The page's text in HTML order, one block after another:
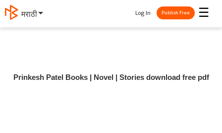
मराठी ☰
Log In Publish Free
Prinkesh Patel Books | Novel | Stories download free pdf